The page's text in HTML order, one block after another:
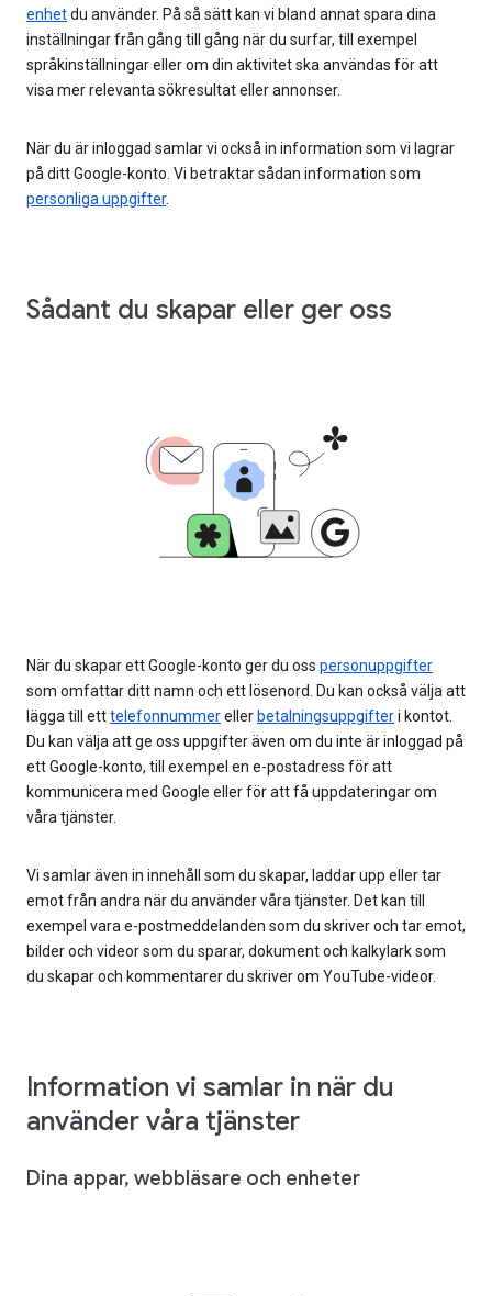
enhetdu använder. På så sätt kan vi bland annat spara dina
inställningar från gång till gång när du surfar, till exempel
språkinställningar eller om din aktivitet ska användas för att
visa mer relevanta sökresultat eller annonser.
När du är inloggad samlar vi också in information som vi lagrar
på ditt Google-konto. Vi betraktar sådan information som
personliga uppgifter.
Sådant du skapar eller ger oss
När du skapar ett Google-konto ger du oss personuppgifter
som omfattar ditt namn och ett lösenord. Du kan också välja att
lägga till etttelefonnummereller betalningsuppgifteri kontot.
Du kan välja att ge oss uppgifter även om du inte är inloggad på
ett Google-konto, till exempel en e-postadress för att
kommunicera med Google eller för att få uppdateringar om
våra tjänster.
Vi samlar även in innehåll som du skapar, laddar upp eller tar
emot från andra när du använder våra tjänster. Det kan till
exempel vara e-postmeddelanden som du skriver och tar emot,
bilder och videor som du sparar, dokument och kalkylark som
du skapar och kommentarer du skriver om YouTube-videor.
Information vi samlar in när du
använder våra tjänster
Dina appar, webbläsare och enheter